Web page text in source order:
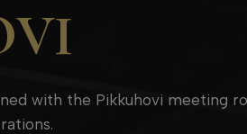
with the Pikkuhovi meeting